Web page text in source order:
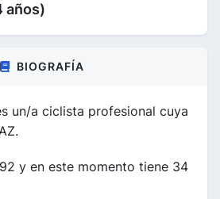
años)
BIOGRAFÍA
un/a ciclista profesional cuya
y en este momento tiene 34